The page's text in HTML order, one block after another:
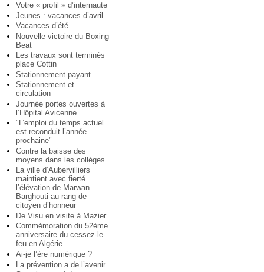
Votre « profil » d’internaute
Jeunes : vacances d’avril
Vacances d’été
Nouvelle victoire du Boxing
Beat
Les travaux sont terminés
place Cottin
Stationnement payant
Stationnement et
circulation
Journée portes ouvertes à
l’Hôpital Avicenne
"L’emploi du temps actuel
est reconduit l’année
prochaine"
Contre la baisse des
moyens dans les collèges
La ville d’Aubervilliers
maintient avec fierté
l’élévation de Marwan
Barghouti au rang de
citoyen d’honneur
De Visu en visite à Mazier
Commémoration du 52ème
anniversaire du cessez-le-
feu en Algérie
Ai-je l’ère numérique ?
La prévention a de l’avenir